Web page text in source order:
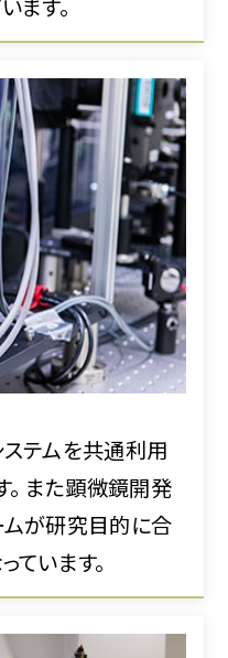
ます。
テムを共通利用
。 また顕微鏡開発
が研究目的に合
います。